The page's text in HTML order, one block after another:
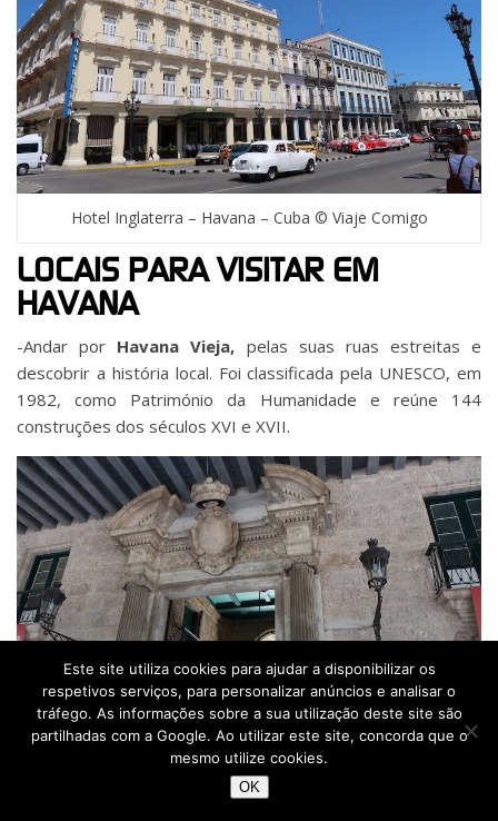
Hotel Inglaterra – Havana – Cuba © Viaje Comigo
LOCAIS PARA VISITAR EM
HAVANA
-Andar por Havana Vieja, pelas suas ruas estreitas e
descobrir a história local. Foi classificada pela UNESCO, em
1982, como Património da Humanidade e reúne 144
construções dos séculos XVI e XVII.
Casa do Governo – Havana Vieja – Cuba © Viaje Comigo
Este site utiliza cookies para ajudar a disponibilizar os
respetivos serviços, para personalizar anúncios e analisar o
tráfego. As informações sobre a sua utilização deste site são
partilhadas com a Google. Ao utilizar este site, concorda que o
mesmo utilize cookies.
OK